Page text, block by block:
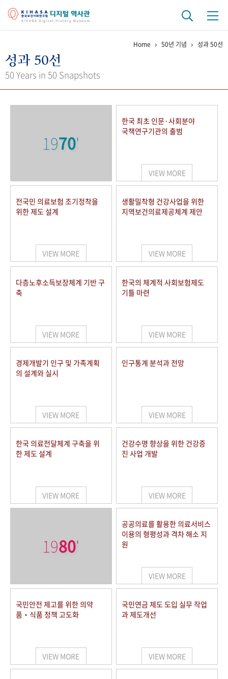
걸어온 길 기관 변천사
키워드로 보는 연구 역사
연구자들
사진 아카이브 문서 기록물 행정박물 영상 기록물
50+1 주년 기념
세계와 함께 한 KIHASA
VR 역사관
Home 50년 기념 성과 50선
성과 50선
50 Years in 50 Snapshots
1970'
한국 최초 인문·사회분야
국책연구기관의 출범
VIEW MORE
전국민 의료보험 조기정착을
위한 제도 설계
VIEW MORE
생활밀착형 건강사업을 위한
지역보건의료제공체계 제안
VIEW MORE
다층노후소득보장체계 기반 구
축
VIEW MORE
한국의 체계적 사회보험제도
기틀 마련
VIEW MORE
경제개발기 인구 및 가족계획
의 설계와 실시
VIEW MORE
인구통계 분석과 전망
VIEW MORE
한국 의료전달체계 구축을 위
한 제도 설계
VIEW MORE
건강수명 향상을 위한 건강증
진 사업 개발
VIEW MORE
1980'
공공의료를 활용한 의료서비스
이용의 형평성과 격차 해소 지
원
VIEW MORE
국민안전 제고를 위한 의약
품‧식품 정책 고도화
VIEW MORE
국민연금 제도 도입 실무 작업
과 제도개선
VIEW MORE